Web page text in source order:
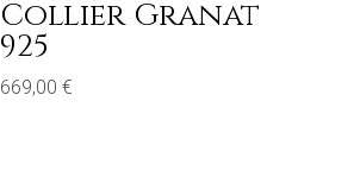
Collier Granat
925
669,00 €